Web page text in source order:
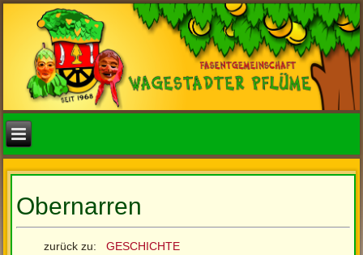
Obernarren
zurück zu:GESCHICHTE